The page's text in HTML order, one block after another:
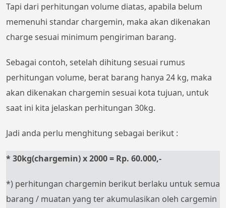
Tapi dari perhitungan volume diatas, apabila belum
memenuhi standar chargemin, maka akan dikenakan
charge sesuai minimum pengiriman barang.
Sebagai contoh, setelah dihitung sesuai rumus
perhitungan volume, berat barang hanya 24 kg, maka
akan dikenakan chargemin sesuai kota tujuan, untuk
saat ini kita jelaskan perhitungan 30kg.
Jadi anda perlu menghitung sebagai berikut :
* 30kg(chargemin) x 2000 = Rp. 60.000,-
*) perhitungan chargemin berikut berlaku untuk semua
barang / muatan yang ter akumulasikan oleh cargemin